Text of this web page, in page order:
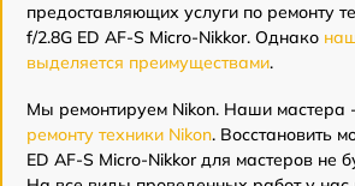
предоставляющих услуги по ремонту
f/2.8G ED AF-S Micro-Nikkor. Однако
выделяется преимуществами.
Мы ремонтируем Nikon. Наши мастера -
ремонту техники Nikon. Восстановить
ED AF-S Micro-Nikkor для мастеров не